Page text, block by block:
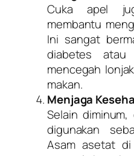
Cuka apel
membantu
Ini sangat
diabetes
mencegah
makan.
Menjaga
Selain
digunakan
Asam asetat di